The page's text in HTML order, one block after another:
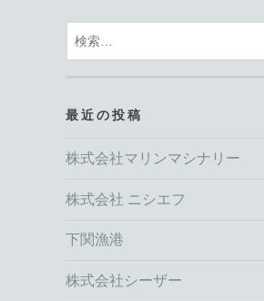
シ
検
索
最近の投稿
株式会社マリンマシナリー
株式会社 ニシエフ
下関漁港
株式会社シーザー